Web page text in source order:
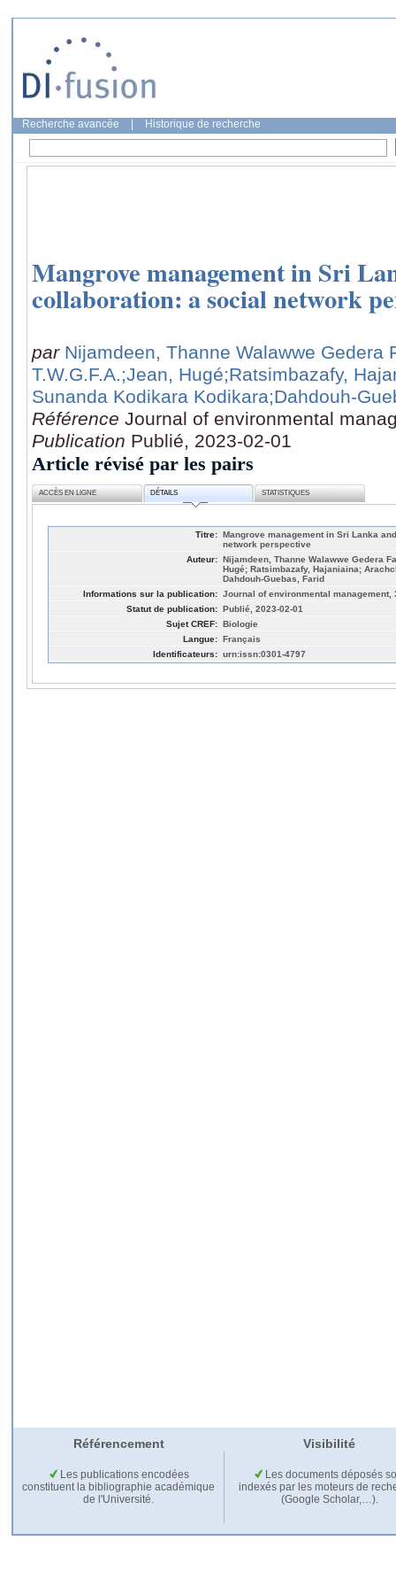
Recherche avancée Historique de recherche
Mangrove management in Sri
collaboration: a social network
par Nijamdeen, Thanne Walawwe Gedera
T.W.G.F.A.;Jean, Hugé;Ratsimbazafy,
Sunanda Kodikara Kodikara;Dahdouh-
Référence Journal of environmental
Publication Publié, 2023-02-01
Article révisé par les pairs
ACCÈS EN LIGNE DÉTAILS STATISTIQUES
Titre: Mangrove management in Sri Lanka
network perspective
Auteur: Nijamdeen, Thanne Walawwe Gedera
Hugé; Ratsimbazafy, Hajaniaina;
Dahdouh-Guebas, Farid
Informations sur la publication: Journal of environmental management,
Statut de publication: Publié, 2023-02-01
Sujet CREF: Biologie
Langue: Français
Identificateurs: urn:issn:0301-4797
Référencement Visibilité
Les publications encodées
constituent la bibliographie académique
de l'Université.
Les documents déposés
indexés par les moteurs de
(Google Scholar,…).